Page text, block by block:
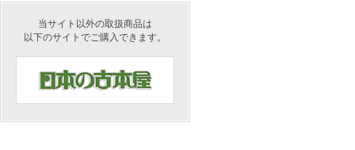
当サイト以外の取扱商品は
以下のサイトでご購入できます。